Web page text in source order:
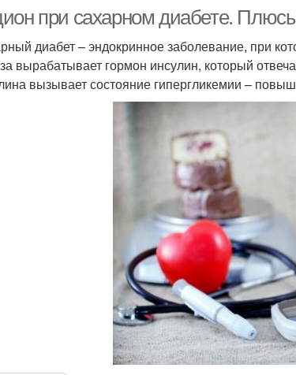
при сахарном диабете.
диабет – эндокринное заболевание, при
вырабатывает гормон инсулин, который
вызывает состояние гипергликемии –